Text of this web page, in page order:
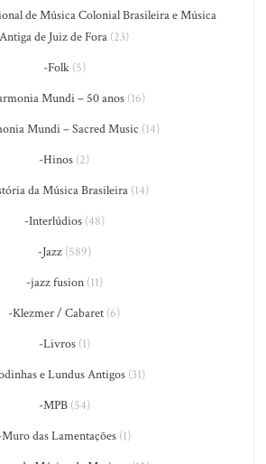
de Música Colonial Brasileira e Música
Antiga de Juiz de Fora (23)
-Folk(5)
Mundi – 50 anos(16)
Mundi – Sacred Music (14)
-Hinos (2)
da Música Brasileira(14)
-Interlúdios(48)
-Jazz(589)
-jazz fusion(11)
-Klezmer / Cabaret (6)
-Livros(1)
e Lundus Antigos (31)
-MPB(54)
das Lamentações (1)